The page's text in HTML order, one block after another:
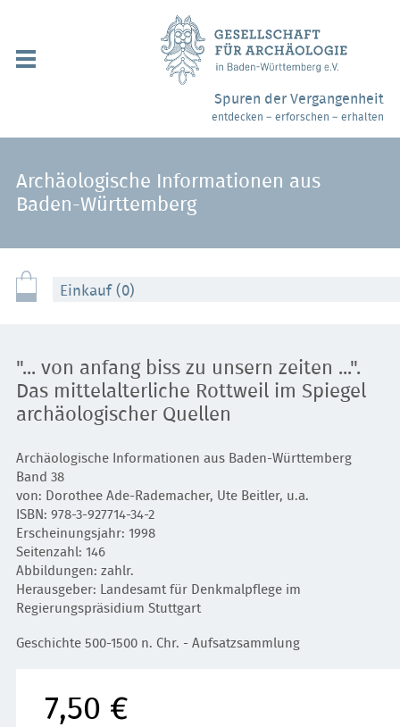
Über uns / Mitgliedschaft
Partner / Links
Archäologiemuseen
Spuren der Vergangenheit
entdecken – erforschen – erhalten
Archäologische Informationen aus
Baden-Württemberg
Einkauf (0)
"... von anfang biss zu unsern zeiten ...".
Das mittelalterliche Rottweil im Spiegel
archäologischer Quellen
Archäologische Informationen aus Baden-Württemberg
Band 38
von: Dorothee Ade-Rademacher, Ute Beitler, u.a.
ISBN: 978-3-927714-34-2
Erscheinungsjahr: 1998
Seitenzahl: 146
Abbildungen: zahlr.
Herausgeber: Landesamt für Denkmalpflege im
Regierungspräsidium Stuttgart
Geschichte 500-1500 n. Chr. - Aufsatzsammlung
7,50 €